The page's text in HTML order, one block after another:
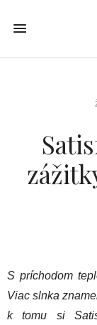
S príchodom
Viac slnka
k tomu si